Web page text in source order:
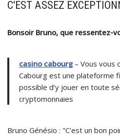
C'EST ASSEZ
Bonsoir Bruno, que ressentez-
casino cabourg– Vous vous
Cabourg est une plateforme
possible d’y jouer en toute
cryptomonnaies
Bruno Génésio : "C'est un bon